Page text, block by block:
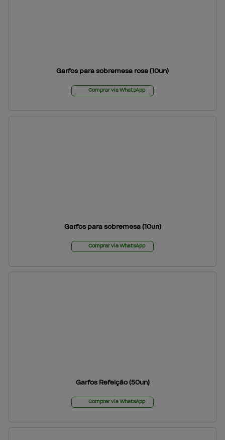
Garfos para sobremesa rosa (10un)
Comprar via WhatsApp
Garfos para sobremesa (10un)
Comprar via WhatsApp
Garfos Refeição (50un)
Comprar via WhatsApp